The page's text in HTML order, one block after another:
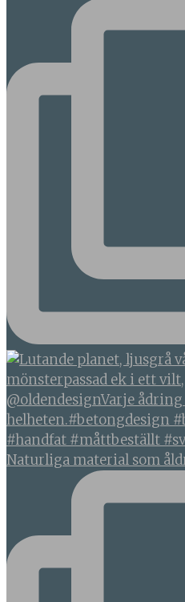
Naturliga material som